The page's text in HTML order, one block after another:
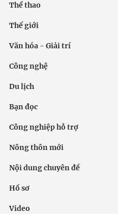
Thể thao
Thế giới
Văn hóa - Giải trí
Công nghệ
Du lịch
Bạn đọc
Công nghiệp hỗ trợ
Nông thôn mới
Nội dung chuyên đề
Hồ sơ
Video